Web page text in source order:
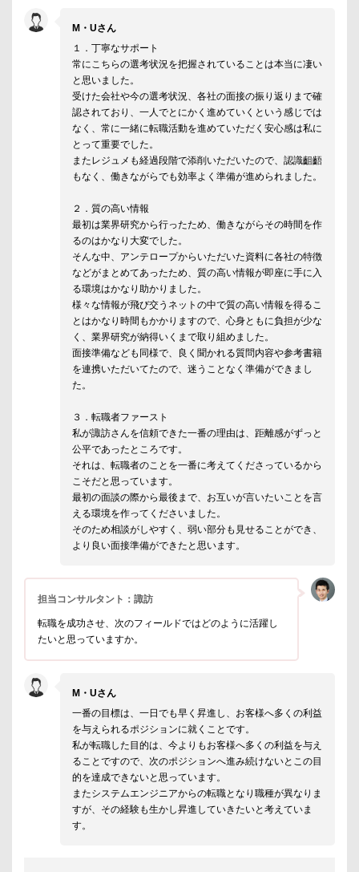
M・Uさん
１．丁寧なサポート
常にこちらの選考状況を把握されていることは本当に凄い
と思いました。
受けた会社や今の選考状況、各社の面接の振り返りまで確
認されており、一人でとにかく進めていくという感じでは
なく、常に一緒に転職活動を進めていただく安心感は私に
とって重要でした。
またレジュメも経過段階で添削いただいたので、認識齟齬
もなく、働きながらでも効率よく準備が進められました。
２．質の高い情報
最初は業界研究から行ったため、働きながらその時間を作
るのはかなり大変でした。
そんな中、アンテロープからいただいた資料に各社の特徴
などがまとめてあったため、質の高い情報が即座に手に入
る環境はかなり助かりました。
様々な情報が飛び交うネットの中で質の高い情報を得るこ
とはかなり時間もかかりますので、心身ともに負担が少な
く、業界研究が納得いくまで取り組めました。
面接準備なども同様で、良く聞かれる質問内容や参考書籍
を連携いただいてたので、迷うことなく準備ができまし
た。
３．転職者ファースト
私が諏訪さんを信頼できた一番の理由は、距離感がずっと
公平であったところです。
それは、転職者のことを一番に考えてくださっているから
こそだと思っています。
最初の面談の際から最後まで、お互いが言いたいことを言
える環境を作ってくださいました。
そのため相談がしやすく、弱い部分も見せることができ、
より良い面接準備ができたと思います。
担当コンサルタント：諏訪
転職を成功させ、次のフィールドではどのように活躍し
たいと思っていますか。
M・Uさん
一番の目標は、一日でも早く昇進し、お客様へ多くの利益
を与えられるポジションに就くことです。
私が転職した目的は、今よりもお客様へ多くの利益を与え
ることですので、次のポジションへ進み続けないとこの目
的を達成できないと思っています。
またシステムエンジニアからの転職となり職種が異なりま
すが、その経験も生かし昇進していきたいと考えていま
す。